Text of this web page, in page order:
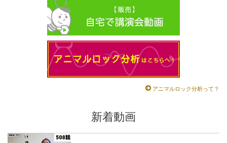
アニマルロック分析って？
新着動画